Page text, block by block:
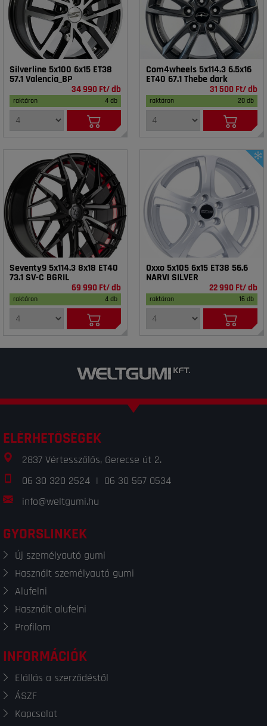
Silverline 5x100 6x15 ET38
57.1 Valencia_BP
34 990 Ft/ db
raktáron 4 db
Com4wheels 5x114.3 6.5x16
ET40 67.1 Thebe dark
31 500 Ft/ db
raktáron 20 db
Seventy9 5x114.3 8x18 ET40
73.1 SV-C BGRIL
69 990 Ft/ db
raktáron 4 db
Oxxo 5x105 6x15 ET38 56.6
NARVI SILVER
22 990 Ft/ db
raktáron 16 db
ELÉRHETŐSÉGEK
2837 Vértesszőlős, Gerecse út 2.
06 30 320 2524 | 06 30 567 0534
info@weltgumi.hu
GYORSLINKEK
Új személyautó gumi
Használt személyautó gumi
Alufelni
Használt alufelni
Profilom
INFORMÁCIÓK
Elállás a szerződéstől
ÁSZF
Kapcsolat